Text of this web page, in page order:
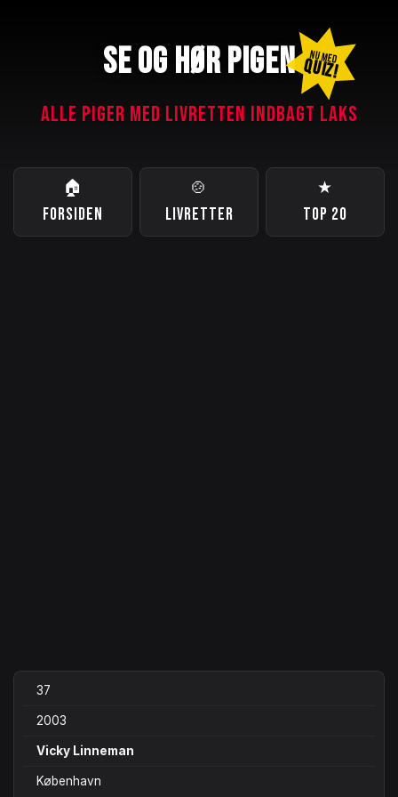
SE OG HØR PIGEN NU MED
QUIZ!
ALLE PIGER MED LIVRETTEN INDBAGT LAKS
🏠
FORSIDEN
🍲
LIVRETTER
★
TOP 20
37
2003
Vicky Linneman
København